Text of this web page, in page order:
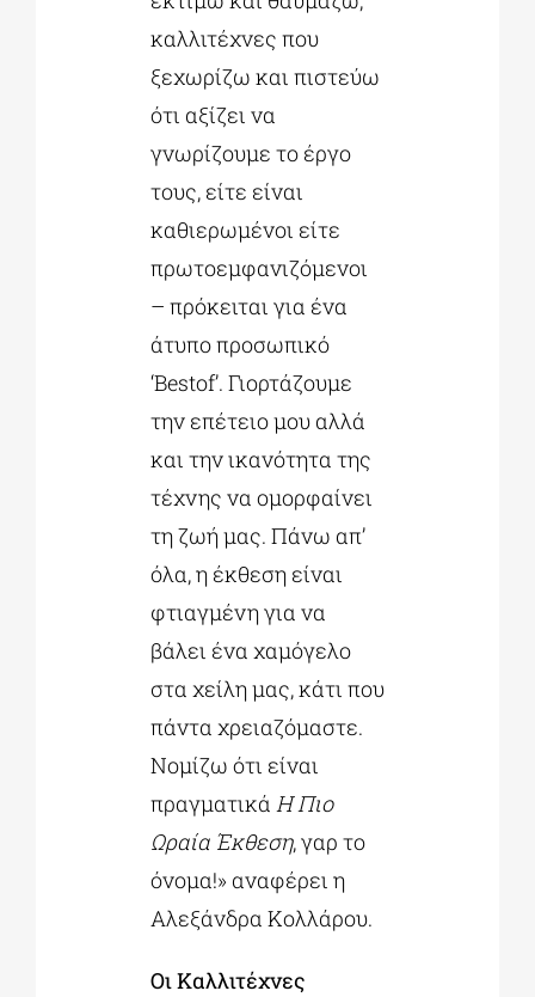
καλλιτέχνες που
ξεχωρίζω και πιστεύω
ότι αξίζει να
γνωρίζουμε το έργο
τους, είτε είναι
καθιερωμένοι είτε
πρωτοεμφανιζόμενοι
– πρόκειται για ένα
άτυπο προσωπικό
‘Bestof’. Γιορτάζουμε
την επέτειο μου αλλά
και την ικανότητα της
τέχνης να ομορφαίνει
τη ζωή μας. Πάνω απ’
όλα, η έκθεση είναι
φτιαγμένη για να
βάλει ένα χαμόγελο
στα χείλη μας, κάτι που
πάντα χρειαζόμαστε.
Νομίζω ότι είναι
πραγματικά Η Πιο
Ωραία Έκθεση, γαρ το
όνομα!» αναφέρει η
Αλεξάνδρα Κολλάρου.
Οι Καλλιτέχνες